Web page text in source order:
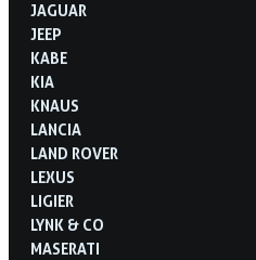
JAGUAR
JEEP
KABE
KIA
KNAUS
LANCIA
LAND ROVER
LEXUS
LIGIER
LYNK & CO
MASERATI